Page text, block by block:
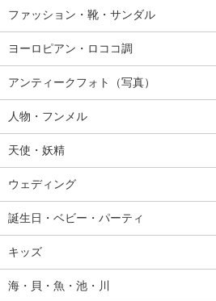
ファッション・靴・サンダル
ヨーロピアン・ロココ調
アンティークフォト（写真）
人物・フンメル
天使・妖精
ウェディング
誕生日・ベビー・パーティ
キッズ
海・貝・魚・池・川